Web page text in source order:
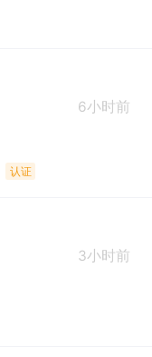
6小时前
认证
3小时前